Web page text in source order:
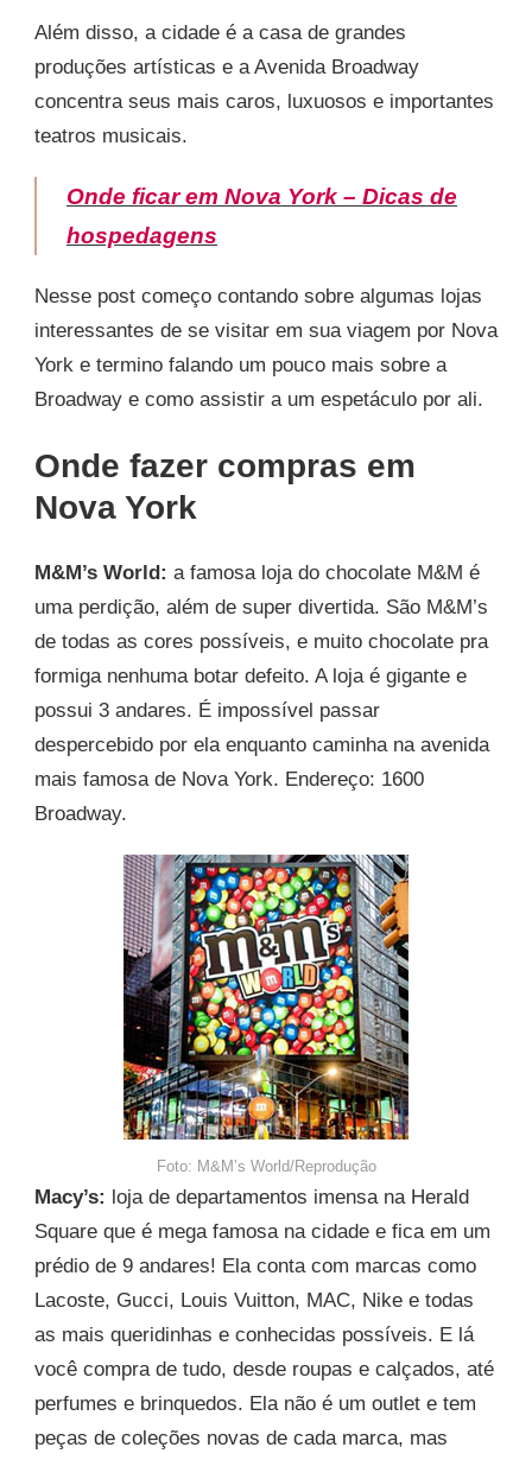
ESPETÁCULOS
DA
Além disso, a cidade é a casa de grandes
produções artísticas e a Avenida Broadway
concentra seus mais caros, luxuosos e importantes
teatros musicais.
Onde ficar em Nova York – Dicas de
hospedagens
Nesse post começo contando sobre algumas lojas
interessantes de se visitar em sua viagem por Nova
York e termino falando um pouco mais sobre a
Broadway e como assistir a um espetáculo por ali.
Onde fazer compras em
Nova York
M&M’s World: a famosa loja do chocolate M&M é
uma perdição, além de super divertida. São M&M’s
de todas as cores possíveis, e muito chocolate pra
formiga nenhuma botar defeito. A loja é gigante e
possui 3 andares. É impossível passar
despercebido por ela enquanto caminha na avenida
mais famosa de Nova York. Endereço: 1600
Broadway.
Foto: M&M’s World/Reprodução
Macy’s: loja de departamentos imensa na Herald
Square que é mega famosa na cidade e fica em um
prédio de 9 andares! Ela conta com marcas como
Lacoste, Gucci, Louis Vuitton, MAC, Nike e todas
as mais queridinhas e conhecidas possíveis. E lá
você compra de tudo, desde roupas e calçados, até
perfumes e brinquedos. Ela não é um outlet e tem
peças de coleções novas de cada marca, mas